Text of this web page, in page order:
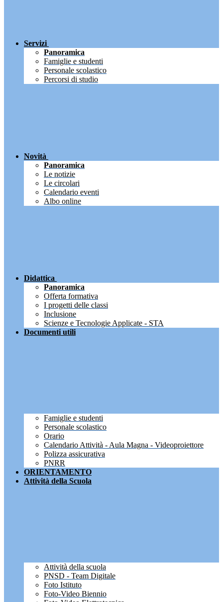
Servizi
Panoramica
Famiglie e studenti
Personale scolastico
Percorsi di studio
Novità
Panoramica
Le notizie
Le circolari
Calendario eventi
Albo online
Didattica
Panoramica
Offerta formativa
I progetti delle classi
Inclusione
Scienze e Tecnologie Applicate - STA
Documenti utili
Famiglie e studenti
Personale scolastico
Orario
Calendario Attività - Aula Magna - Videoproiettore
Polizza assicurativa
PNRR
ORIENTAMENTO
Attività della Scuola
Attività della scuola
PNSD - Team Digitale
Foto Istituto
Foto-Video Biennio